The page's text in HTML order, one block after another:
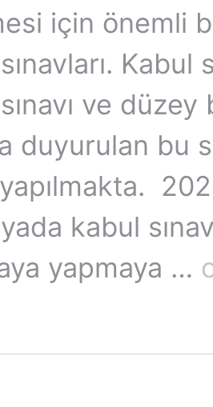
için önemli
Kabul
ve
duyurulan bu
kabul
yapmaya …
–